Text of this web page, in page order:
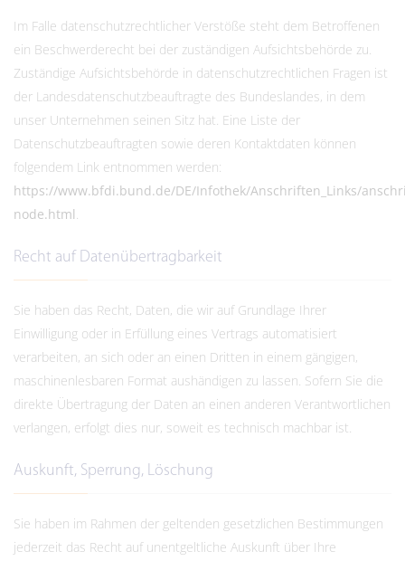
Im Falle datenschutzrechtlicher Verstöße steht dem Betroffenen
ein Beschwerderecht bei der zuständigen Aufsichtsbehörde zu.
Zuständige Aufsichtsbehörde in datenschutzrechtlichen Fragen ist
der Landesdatenschutzbeauftragte des Bundeslandes, in dem
unser Unternehmen seinen Sitz hat. Eine Liste der
Datenschutzbeauftragten sowie deren Kontaktdaten können
folgendem Link entnommen werden:
https://www.bfdi.bund.de/DE/Infothek/Anschriften_Links/
node.html.
Recht auf Datenübertragbarkeit
Sie haben das Recht, Daten, die wir auf Grundlage Ihrer
Einwilligung oder in Erfüllung eines Vertrags automatisiert
verarbeiten, an sich oder an einen Dritten in einem gängigen,
maschinenlesbaren Format aushändigen zu lassen. Sofern Sie die
direkte Übertragung der Daten an einen anderen Verantwortlichen
verlangen, erfolgt dies nur, soweit es technisch machbar ist.
Auskunft, Sperrung, Löschung
Sie haben im Rahmen der geltenden gesetzlichen Bestimmungen
jederzeit das Recht auf unentgeltliche Auskunft über Ihre